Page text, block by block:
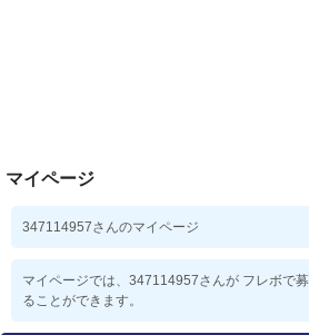
マイページ
347114957さんのマイページ
マイページでは、347114957さんが フレボで
ることができます。